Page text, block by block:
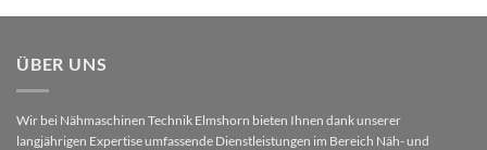
ÜBER UNS
Wir bei Nähmaschinen Technik Elmshorn bieten Ihnen dank unserer
langjährigen Expertise umfassende Dienstleistungen im Bereich Näh- und